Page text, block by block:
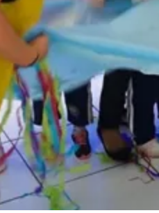
JandiraItapevi CotiaPirapora
CaieirasFranco da
SerraEmbu das ArtesSão Roque